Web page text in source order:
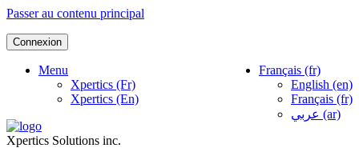
Passer au contenu principal
Connexion
Français ‎(fr)‎
English ‎(en)‎
Français ‎(fr)‎
عربي ‎(ar)‎
Menu
Xpertics (Fr)
Xpertics (En)
Xpertics Solutions inc.